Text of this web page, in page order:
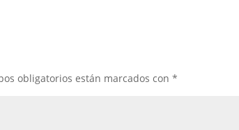
obligatorios están marcados con*